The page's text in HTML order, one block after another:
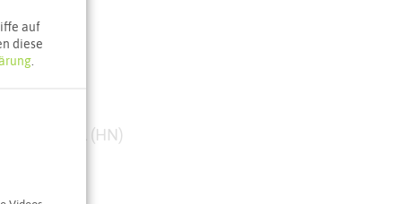
Blumenthal (HN)
auf
diese
.